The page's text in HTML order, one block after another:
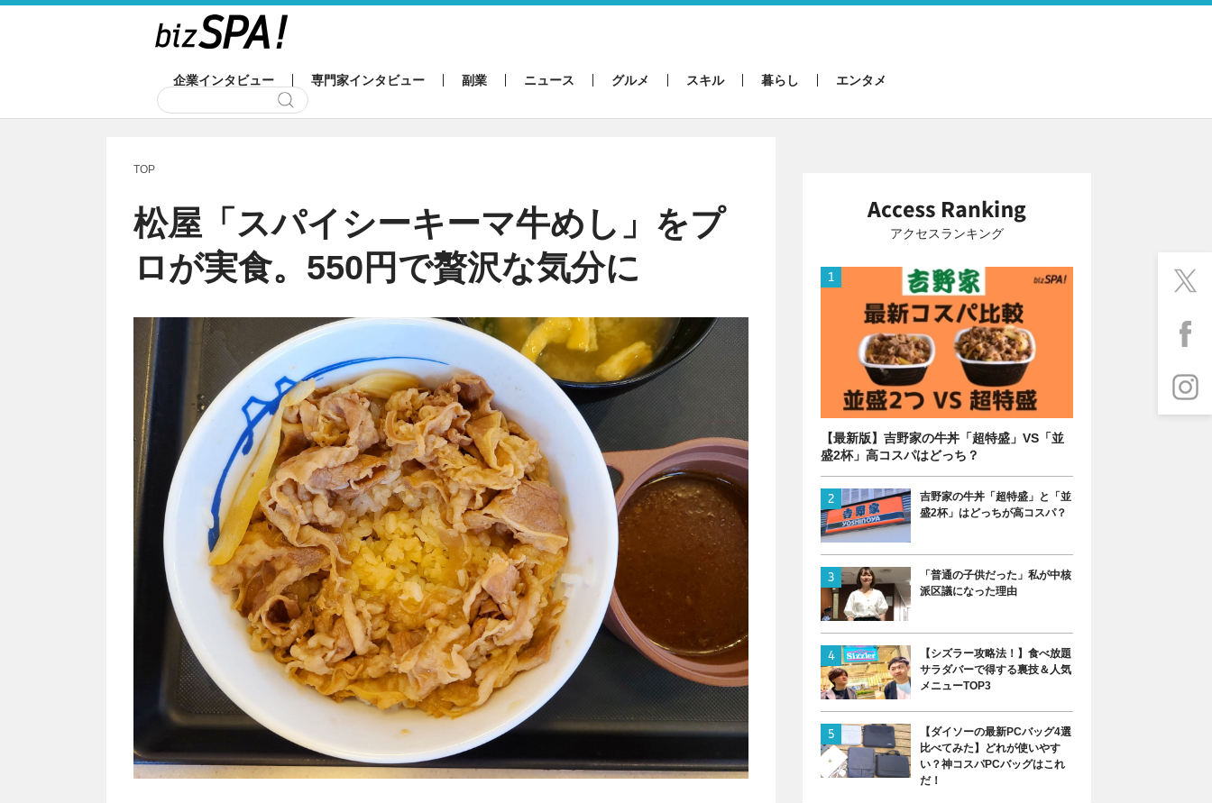
企業インタビュー 専門家インタビュー 副業 ニュース グルメ スキル 暮らし エンタメ
TOP
松屋「スパイシーキーマ牛めし」をプ
ロが実食。550円で贅沢な気分に
アクセスランキング
【最新版】吉野家の牛丼「超特盛」VS「並
盛2杯」高コスパはどっち？
吉野家の牛丼「超特盛」と「並
盛2杯」はどっちが高コスパ？
「普通の子供だった」私が中核
派区議になった理由
【シズラー攻略法！】食べ放題
サラダバーで得する裏技＆人気
メニューTOP3
【ダイソーの最新PCバッグ4選
比べてみた】どれが使いやす
い？神コスパPCバッグはこれ
だ！